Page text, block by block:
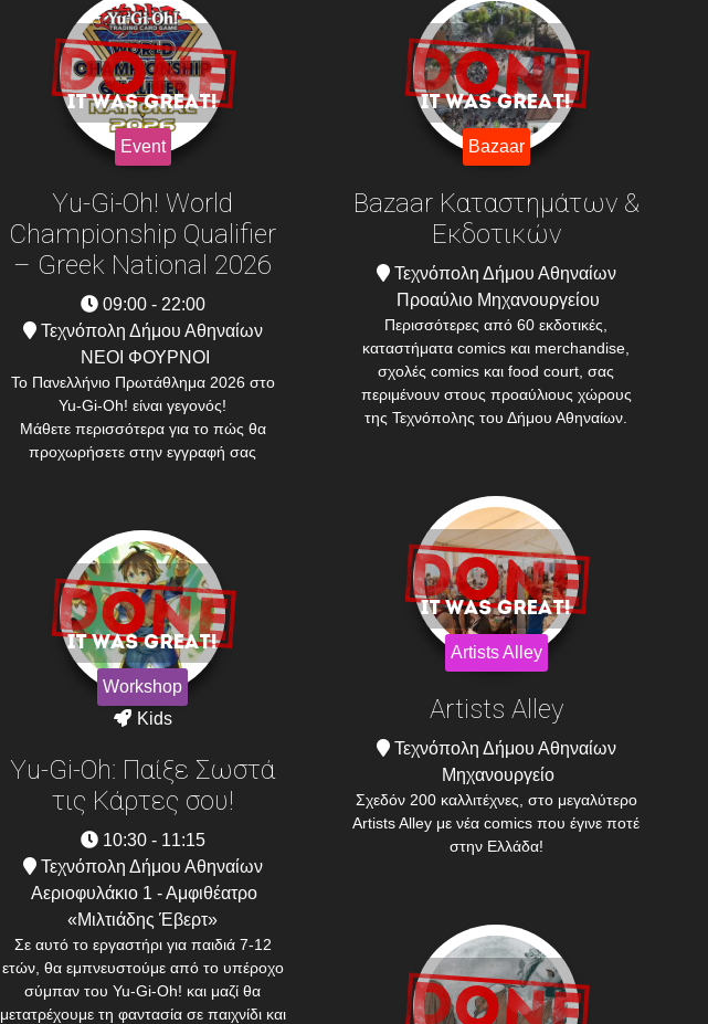
Event
Yu-Gi-Oh! World
Championship Qualifier
– Greek National 2026
09:00 - 22:00
Τεχνόπολη Δήμου Αθηναίων
ΝΕΟΙ ΦΟΥΡΝΟΙ
To Πανελλήνιο Πρωτάθλημα 2026 στο
Yu-Gi-Oh! είναι γεγονός!
Μάθετε περισσότερα για το πώς θα
προχωρήσετε στην εγγραφή σας
Workshop
Kids
Yu-Gi-Oh: Παίξε Σωστά
τις Κάρτες σου!
10:30 - 11:15
Τεχνόπολη Δήμου Αθηναίων
Αεριοφυλάκιο 1 - Αμφιθέατρο
«Μιλτιάδης Έβερτ»
Σε αυτό το εργαστήρι για παιδιά 7-12
ετών, θα εμπνευστούμε από το υπέροχο
σύμπαν του Yu-Gi-Oh! και μαζί θα
μετατρέχουμε τη φαντασία σε παιχνίδι και
Bazaar
Bazaar Καταστημάτων &
Εκδοτικών
Τεχνόπολη Δήμου Αθηναίων
Προαύλιο Μηχανουργείου
Περισσότερες από 60 εκδοτικές,
καταστήματα comics και merchandise,
σχολές comics και food court, σας
περιμένουν στους προαύλιους χώρους
της Τεχνόπολης του Δήμου Αθηναίων.
Artists Alley
Artists Alley
Τεχνόπολη Δήμου Αθηναίων
Μηχανουργείο
Σχεδόν 200 καλλιτέχνες, στο μεγαλύτερο
Artists Alley με νέα comics που έγινε ποτέ
στην Ελλάδα!